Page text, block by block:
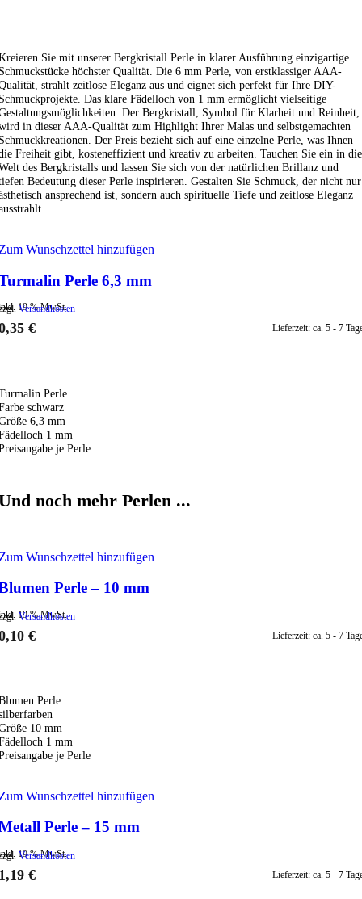
Sie mit unserer Bergkristall Perle in klarer Ausführung einzigartige
höchster Qualität. Die 6 mm Perle, von erstklassiger AAA-
strahlt zeitlose Eleganz aus und eignet sich perfekt für Ihre DIY-
Das klare Fädelloch von 1 mm ermöglicht vielseitige
Der Bergkristall, Symbol für Klarheit und Reinheit,
in dieser AAA-Qualität zum Highlight Ihrer Malas und selbstgemachten
Der Preis bezieht sich auf eine einzelne Perle, was Ihnen
Freiheit gibt, kosteneffizient und kreativ zu arbeiten. Tauchen Sie ein in die
des Bergkristalls und lassen Sie sich von der natürlichen Brillanz und
Bedeutung dieser Perle inspirieren. Gestalten Sie Schmuck, der nicht nur
ansprechend ist, sondern auch spirituelle Tiefe und zeitlose Eleganz
Wunschzettel hinzufügen
Perle 6,3 mm
19 % MwSt.
Versandkosten
€ Lieferzeit: ca. 5 - 7
Perle
schwarz
6,3 mm
1 mm
je Perle
noch mehr Perlen ...
Wunschzettel hinzufügen
Perle – 10 mm
19 % MwSt.
Versandkosten
€ Lieferzeit: ca. 5 - 7
Perle
10 mm
1 mm
je Perle
Wunschzettel hinzufügen
Perle – 15 mm
19 % MwSt.
Versandkosten
€ Lieferzeit: ca. 5 - 7